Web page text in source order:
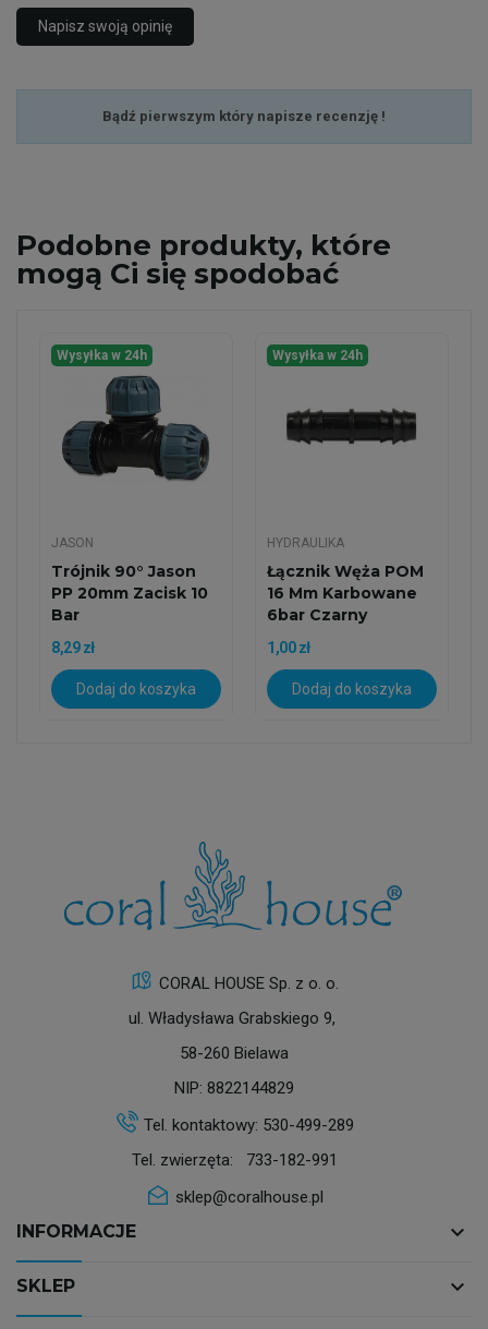
Napisz swoją opinię
Bądź pierwszym który napisze recenzję !
Podobne produkty, które
mogą Ci się spodobać
Wysyłka w 24h
JASON
Trójnik 90° Jason
PP 20mm Zacisk 10
Bar
8,29 zł
Dodaj do koszyka
Wysyłka w 24h
HYDRAULIKA
Łącznik Węża POM
16 Mm Karbowane
6bar Czarny
1,00 zł
Dodaj do koszyka
CORAL HOUSE Sp. z o. o.
ul. Władysława Grabskiego 9,
58-260 Bielawa
NIP: 8822144829
Tel. kontaktowy: 530-499-289
Tel. zwierzęta: 733-182-991
sklep@coralhouse.pl
INFORMACJE keyboard_arrow_down
SKLEP keyboard_arrow_down